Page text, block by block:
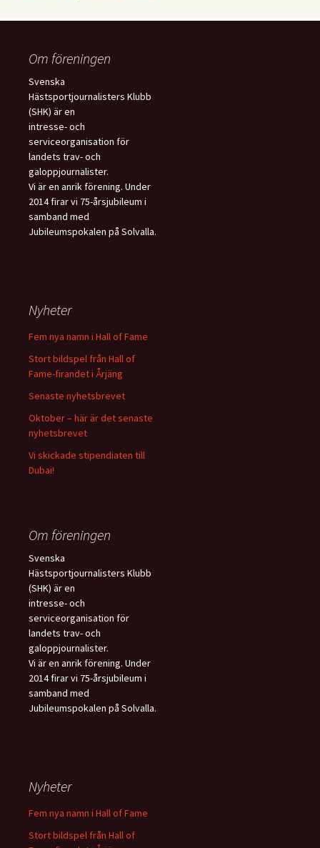
Om föreningen
Svenska
Hästsportjournalisters Klubb
(SHK) är en
intresse- och
serviceorganisation för
landets trav- och
galoppjournalister.
Vi är en anrik förening. Under
2014 firar vi 75-årsjubileum i
samband med
Jubileumspokalen på Solvalla.
Nyheter
Fem nya namn i Hall of Fame
Stort bildspel från Hall of
Fame-firandet i Årjäng
Senaste nyhetsbrevet
Oktober – här är det senaste
nyhetsbrevet
Vi skickade stipendiaten till
Dubai!
Om föreningen
Svenska
Hästsportjournalisters Klubb
(SHK) är en
intresse- och
serviceorganisation för
landets trav- och
galoppjournalister.
Vi är en anrik förening. Under
2014 firar vi 75-årsjubileum i
samband med
Jubileumspokalen på Solvalla.
Nyheter
Fem nya namn i Hall of Fame
Stort bildspel från Hall of